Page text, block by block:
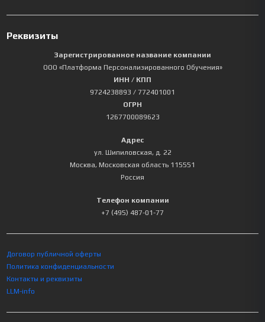
Реквизиты
Зарегистрированное название компании
ООО «Платформа Персонализированного Обучения»
ИНН / КПП
9724238893 / 772401001
ОГРН
1267700089623
Адрес
ул. Шипиловская, д. 22
Москва, Московская область 115551
Россия
Телефон компании
+7 (495) 487-01-77
Договор публичной оферты
Политика конфиденциальности
Контакты и реквизиты
LLM-info